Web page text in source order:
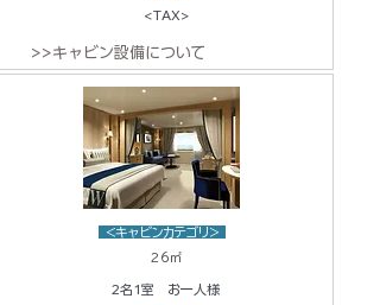
<TAX>
>>キャビン設備について
<キャビンカテゴリ>
26㎡
2名1室 お一人様